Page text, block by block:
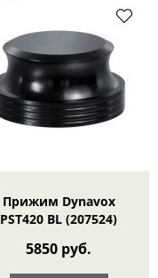
Прижим Dynavox
PST420 BL (207524)
5850 руб.